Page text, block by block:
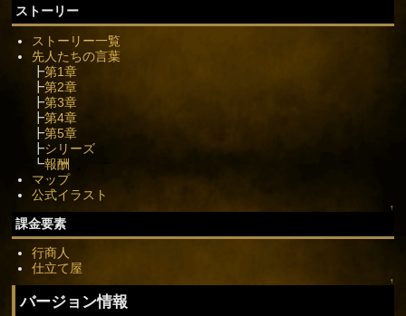
ストーリー
ストーリー一覧
先人たちの言葉
┣第1章
┣第2章
┣第3章
┣第4章
┣第5章
┣シリーズ
┗報酬
マップ
公式イラスト
↑
課金要素
行商人
仕立て屋
↑
バージョン情報